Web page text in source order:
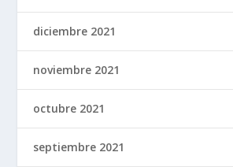
diciembre 2021
noviembre 2021
octubre 2021
septiembre 2021